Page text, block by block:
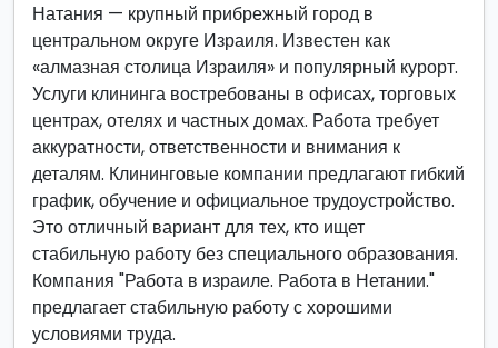
Натания — крупный прибрежный город в
центральном округе Израиля. Известен как
«алмазная столица Израиля» и популярный курорт.
Услуги клининга востребованы в офисах, торговых
центрах, отелях и частных домах. Работа требует
аккуратности, ответственности и внимания к
деталям. Клининговые компании предлагают гибкий
график, обучение и официальное трудоустройство.
Это отличный вариант для тех, кто ищет
стабильную работу без специального образования.
Компания "Работа в израиле. Работа в Нетании."
предлагает стабильную работу с хорошими
условиями труда.